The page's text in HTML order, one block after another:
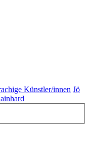
Künstler/innen Jö